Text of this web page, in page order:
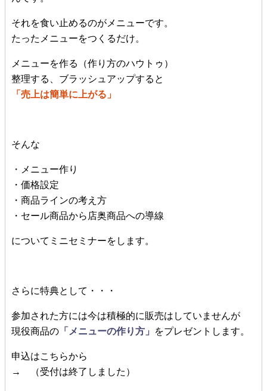
それを食い止めるのがメニューです。
たったメニューをつくるだけ。
メニューを作る（作り方のハウトゥ）
整理する、ブラッシュアップすると
「売上は簡単に上がる」
そんな
・メニュー作り
・価格設定
・商品ラインの考え方
・セール商品から店奥商品への導線
についてミニセミナーをします。
さらに特典として・・・
参加された方には今は積極的に販売はしていませんが
現役商品の「メニューの作り方」 をプレゼントします。
申込はこちらから
→ （受付は終了しました）